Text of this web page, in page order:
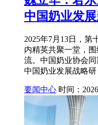
中国奶业发
2025年7月13日，第
内精英共聚一堂，
流。中国奶业协会
中国奶业发展战略研
要闻中心 时间：